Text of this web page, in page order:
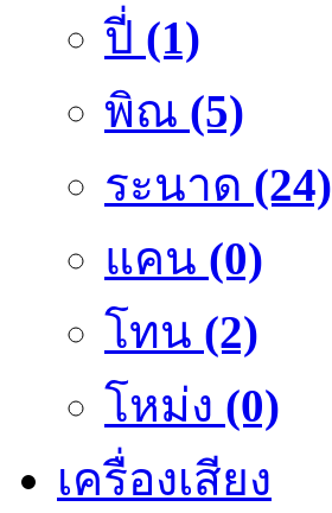
ปี่ (1)
พิณ (5)
ระนาด (24)
แคน (0)
โทน (2)
โหม่ง (0)
เครื่องเสียง